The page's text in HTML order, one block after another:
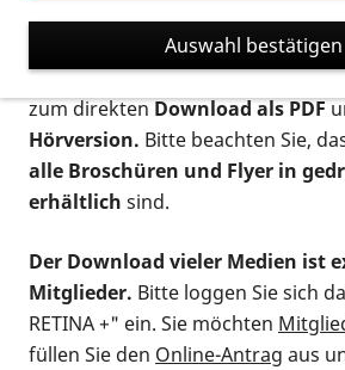
suchen. Die meisten Flyer und
verschiedenen Formaten
postalischen Bestellung als
zum direktenDownload als PDF
Hörversion. Bitte beachten Sie,
alle Broschüren und Flyer in
erhältlich sind.
Der Download vieler Medien ist
Mitglieder. Bitte loggen Sie sich
RETINA +" ein. Sie möchten
füllen Sie den Online-Antrag aus
Auswahl bestätigen